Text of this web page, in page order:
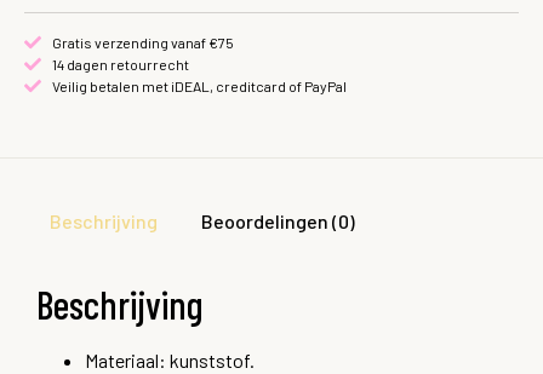
Gratis verzending vanaf €75
14 dagen retourrecht
Veilig betalen met iDEAL, creditcard of PayPal
Beschrijving Beoordelingen (0)
Beschrijving
Materiaal: kunststof.